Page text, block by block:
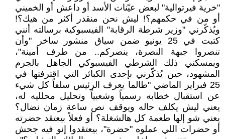
"خرية فيرتوالية" لبعض عيّنات الأسد أو داعش أو الخميني
أو من في حكمهم؟! ليش نحن منقدر أكثر من هيك؟!
ويُذكّرني "وزير شرطة الرقابة" الفيسبوكية برسالته أنني
كتبت في 25 يونيو ضمن سياق منشور ساخر "وأن
تنصروا جبهة النصرة، ينصركم.. من طرف أمينة"،
ويمسكني ذلك الشرطي الفيسبوكي الجاهل بالجرم
المشهود، حين يُذكّرني بإحدى الكبائر التي اقترفتها في
25 فبراير الماضي "طالما يعرف الرئيس سلفاً كل شيء
عن استقبال خطابه رسمياً وشعبياً وتحليل محلليه له،
يعني ليش يكلف حاله ويوقف نص ساعة زمان نضال؟
يعني شو إلها طعمة كل هالشغلة؟ أو فعلاً بيعتقد حضرته
أو حضرات اللي عملوه "حضرة"، بيعتقدوا إنو فيه جحش